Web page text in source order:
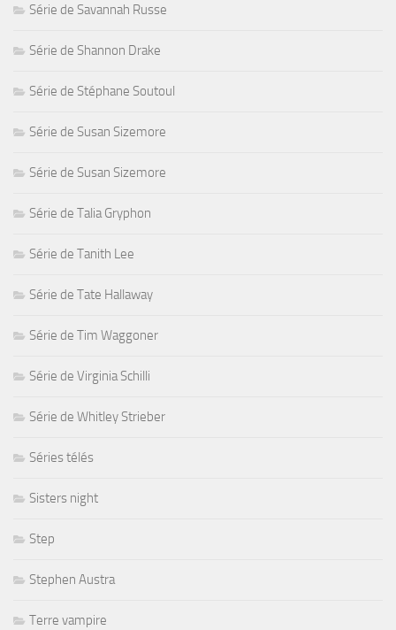
Série de Savannah Russe
Série de Shannon Drake
Série de Stéphane Soutoul
Série de Susan Sizemore
Série de Susan Sizemore
Série de Talia Gryphon
Série de Tanith Lee
Série de Tate Hallaway
Série de Tim Waggoner
Série de Virginia Schilli
Série de Whitley Strieber
Séries télés
Sisters night
Step
Stephen Austra
Terre vampire